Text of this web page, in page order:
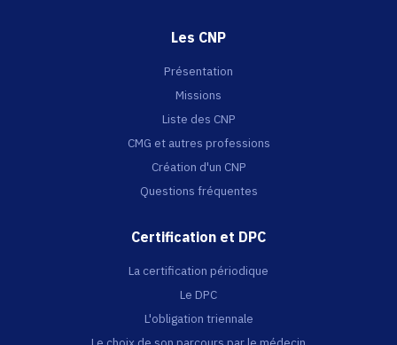
Les CNP
Présentation
Missions
Liste des CNP
CMG et autres professions
Création d'un CNP
Questions fréquentes
Certification et DPC
La certification périodique
Le DPC
L'obligation triennale